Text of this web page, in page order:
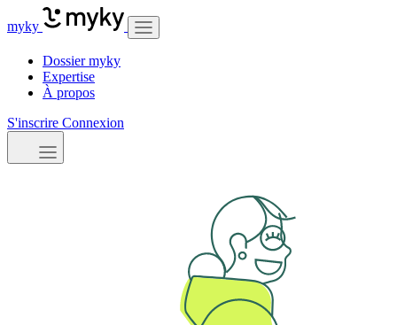
myky
Dossier myky
Expertise
À propos
S'inscrire Connexion